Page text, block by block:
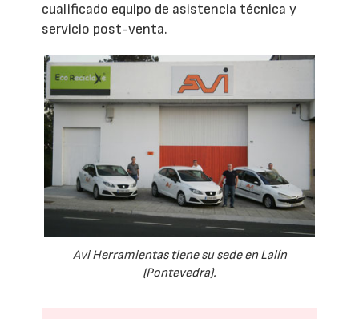
cualificado equipo de asistencia técnica y
servicio post-venta.
Avi Herramientas tiene su sede en Lalín
(Pontevedra).